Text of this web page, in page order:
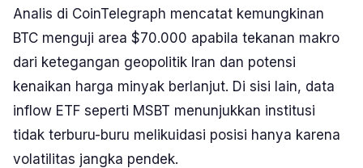
Analis di CoinTelegraph mencatat kemungkinan
BTC menguji area $70.000 apabila tekanan makro
dari ketegangan geopolitik Iran dan potensi
kenaikan harga minyak berlanjut. Di sisi lain, data
inflow ETF seperti MSBT menunjukkan institusi
tidak terburu-buru melikuidasi posisi hanya karena
volatilitas jangka pendek.